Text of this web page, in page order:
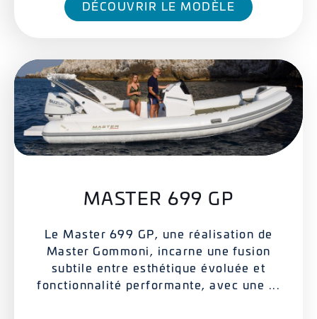
DÉCOUVRIR LE MODÈLE
MASTER 699 GP
Le Master 699 GP, une réalisation de
Master Gommoni, incarne une fusion
subtile entre esthétique évoluée et
fonctionnalité performante, avec une ...